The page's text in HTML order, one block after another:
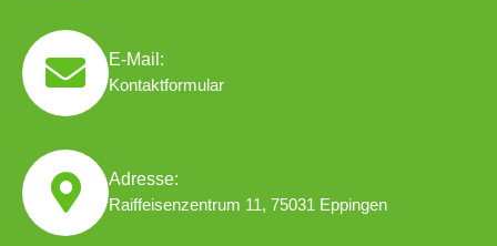
E-Mail:
Kontaktformular
Adresse:
Raiffeisenzentrum 11, 75031 Eppingen